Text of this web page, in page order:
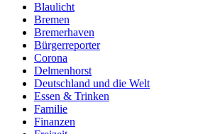
Blaulicht
Bremen
Bremerhaven
Bürgerreporter
Corona
Delmenhorst
Deutschland und die Welt
Essen & Trinken
Familie
Finanzen